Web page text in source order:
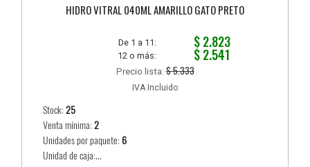
HIDRO VITRAL 040ML AMARILLO GATO PRETO
De 1 a 11: $ 2.823
12 o más: $ 2.541
Precio lista:$ 5.333
IVA Incluido
Stock:25
Venta mínima:2
Unidades por paquete: 6
Unidad de caja:...